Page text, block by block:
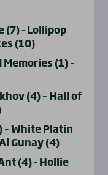
(7) - Lollipop
(10)
(1) –
(4) – Hall of
– White Platin
Gunay (4)
(4) - Hollie